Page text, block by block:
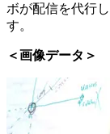
ボが配信を代行
す。
＜画像データ＞